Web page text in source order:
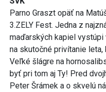
Parno Graszt opäť na
3.ZELY Fest. Jedna z
maďarských kapiel vystúpi
na skutočné privítanie
Veľké šlágre na
byť pri tom aj Ty! Pred
Peter Šrámek a o skvelú